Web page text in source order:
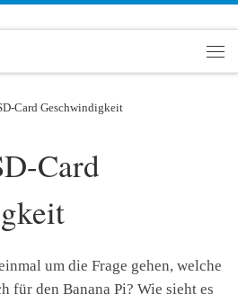
Card Geschwindigkeit
Card
um die Frage gehen, welche
für den Banana Pi? Wie sieht es